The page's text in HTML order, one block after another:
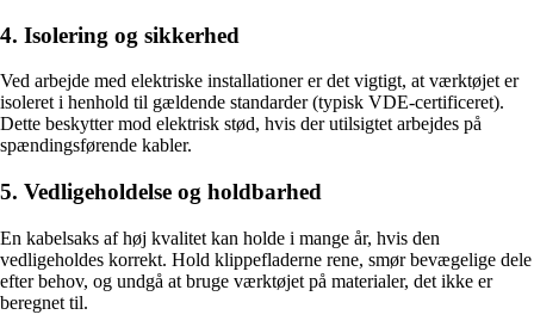
4. Isolering og sikkerhed
Ved arbejde med elektriske installationer er det vigtigt, at værktøjet er
isoleret i henhold til gældende standarder (typisk VDE-certificeret).
Dette beskytter mod elektrisk stød, hvis der utilsigtet arbejdes på
spændingsførende kabler.
5. Vedligeholdelse og holdbarhed
En kabelsaks af høj kvalitet kan holde i mange år, hvis den
vedligeholdes korrekt. Hold klippefladerne rene, smør bevægelige dele
efter behov, og undgå at bruge værktøjet på materialer, det ikke er
beregnet til.